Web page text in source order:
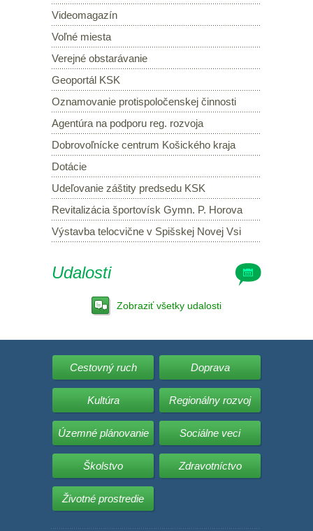
Videomagazín
Voľné miesta
Verejné obstarávanie
Geoportál KSK
Oznamovanie protispoločenskej činnosti
Agentúra na podporu reg. rozvoja
Dobrovoľnícke centrum Košického kraja
Dotácie
Udeľovanie záštity predsedu KSK
Revitalizácia športovísk Gymn. P. Horova
Výstavba telocvične v Spišskej Novej Vsi
Udalosti
Zobraziť všetky udalosti
Cestovný ruch Doprava
Kultúra Regionálny rozvoj
Územné plánovanie Sociálne veci
Školstvo Zdravotníctvo
Životné prostredie